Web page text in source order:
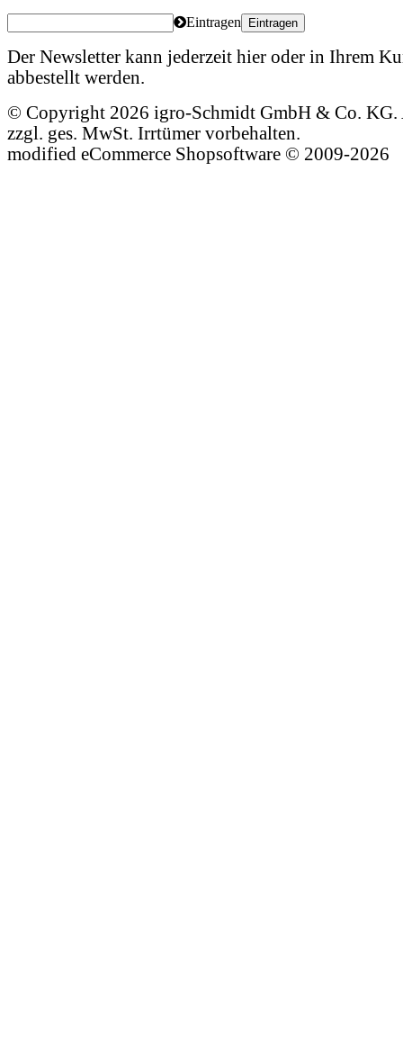
Eintragen Eintragen
Der Newsletter kann jederzeit hier oder in Ihrem
abbestellt werden.
© Copyright 2026 igro-Schmidt GmbH & Co. KG.
zzgl. ges. MwSt. Irrtümer vorbehalten.
modified eCommerce Shopsoftware © 2009-2026